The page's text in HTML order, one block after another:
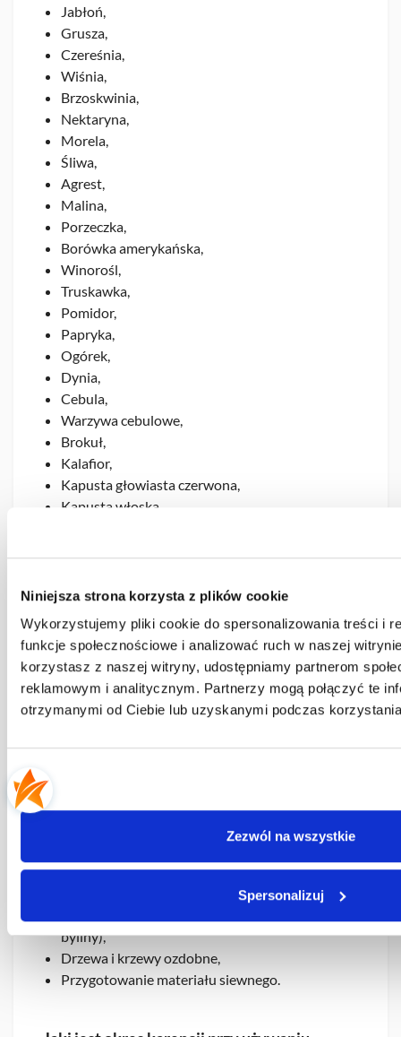
Niniejsza strona korzysta z plików cookie
Wykorzystujemy pliki cookie do spersonalizowania treści i
funkcje społecznościowe i analizować ruch w naszej
korzystasz z naszej witryny, udostępniamy partnerom
reklamowym i analitycznym. Partnerzy mogą połączyć te
otrzymanymi od Ciebie lub uzyskanymi podczas
Zezwól na wszystkie
Spersonalizuj
Jabłoń,
Grusza,
Czereśnia,
Wiśnia,
Brzoskwinia,
Nektaryna,
Morela,
Śliwa,
Agrest,
Malina,
Porzeczka,
Borówka amerykańska,
Winorośl,
Truskawka,
Pomidor,
Papryka,
Ogórek,
Dynia,
Cebula,
Warzywa cebulowe,
Brokuł,
Kalafior,
Kapusta głowiasta czerwona,
Kapusta włoska,
Rzodkiewka,
Warzywa kapustne,
Marchew,
Pietruszka,
Pasternak,
Seler,
Rozsada pomidora,
Szkółki drzew i krzewów ozdobnych,
Produkcja roślin ozdobnych doniczkowych,
byliny),
Drzewa i krzewy ozdobne,
Przygotowanie materiału siewnego.